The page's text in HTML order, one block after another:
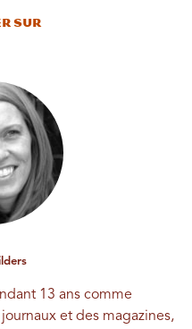
sur
13 ans comme
et des magazines,